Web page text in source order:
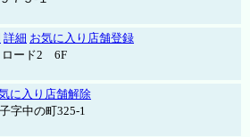
詳細 お気に入り店舗登録
ロード2 6F
に入り店舗解除
字中の町325-1